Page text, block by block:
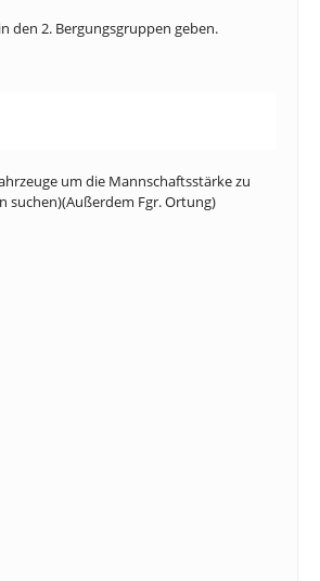
den 2. Bergungsgruppen geben.
um die Mannschaftsstärke zu
suchen)(Außerdem Fgr. Ortung)